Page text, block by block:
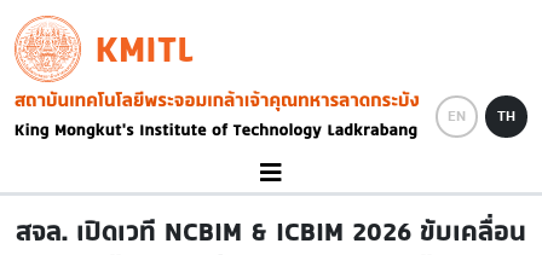
Skip to main content
KMITL
Image
EN TH
สจล. เปิดเวที NCBIM & ICBIM 2026 ขับเคลื่อน